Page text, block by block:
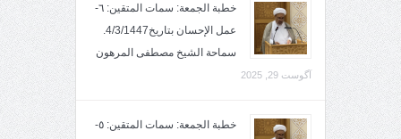
خطبة الجمعة: سمات المتقين: ٦-
عمل الإحسان بتاريخ4/3/1447.
سماحة الشيخ مصطفى المرهون
آگوست 29, 2025
خطبة الجمعة: سمات المتقين: ٥-